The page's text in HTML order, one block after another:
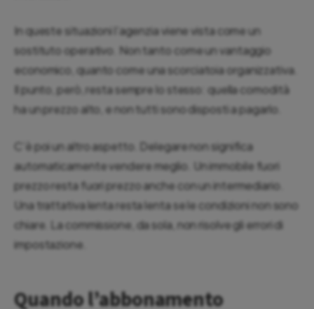
In queste situazioni l’agenzia viene vista come un
sostituto operativo. Non tanto come un vantaggio
economico, quanto come una scorciatoia organizzativa.
Il punto, però, resta sempre lo stesso: quella comodità
ha un prezzo alto, e non tutti sono disposti a pagarlo.
C’è poi un altro aspetto. Delegare non significa
automaticamente vendere meglio. Un immobile fuori
prezzo resta fuori prezzo anche con un intermediario.
Una trattativa lenta resta lenta se le condizioni non sono
chiare. La commissione, da sola, non risolve gli errori di
impostazione.
Quando l’abbonamento